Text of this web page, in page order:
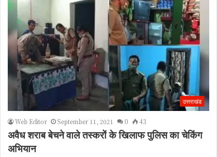
उत्तराखंड
Web Editor September 11, 2021 0 43
अवैध शराब बेचने वाले तस्करों के खिलाफ पुलिस का चेकिंग
अभियान